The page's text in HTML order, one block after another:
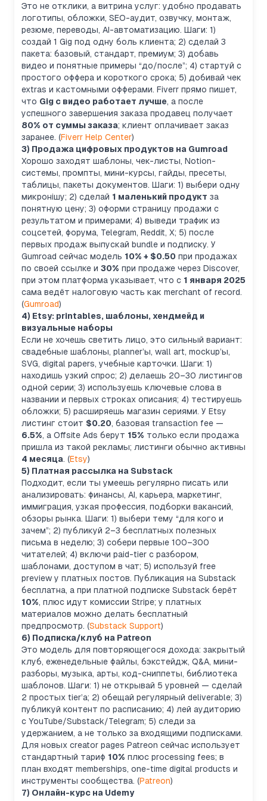
Это не отклики, а витрина услуг: удобно продавать
логотипы, обложки, SEO-аудит, озвучку, монтаж,
резюме, переводы, AI-автоматизацию. Шаги: 1)
создай 1 Gig под одну боль клиента; 2) сделай 3
пакета: базовый, стандарт, премиум; 3) добавь
видео и понятные примеры “до/после”; 4) стартуй с
простого оффера и короткого срока; 5) добивай чек
extras и кастомными офферами. Fiverr прямо пишет,
что Gig с видео работает лучше, а после
успешного завершения заказа продавец получает
80% от суммы заказа; клиент оплачивает заказ
заранее. (Fiverr Help Center)
3) Продажа цифровых продуктов на Gumroad
Хорошо заходят шаблоны, чек-листы, Notion-
системы, промпты, мини-курсы, гайды, пресеты,
таблицы, пакеты документов. Шаги: 1) выбери одну
микронішу; 2) сделай 1 маленький продукт за
понятную цену; 3) оформи страницу продажи с
результатом и примерами; 4) выведи трафик из
соцсетей, форума, Telegram, Reddit, X; 5) после
первых продаж выпускай bundle и подписку. У
Gumroad сейчас модель 10% + $0.50 при продажах
по своей ссылке и 30% при продаже через Discover,
при этом платформа указывает, что с 1 января 2025
сама ведёт налоговую часть как merchant of record.
(Gumroad)
4) Etsy: printables, шаблоны, хендмейд и
визуальные наборы
Если не хочешь светить лицо, это сильный вариант:
свадебные шаблоны, planner’ы, wall art, mockup’ы,
SVG, digital papers, учебные карточки. Шаги: 1)
находишь узкий спрос; 2) делаешь 20–30 листингов
одной серии; 3) используешь ключевые слова в
названии и первых строках описания; 4) тестируешь
обложки; 5) расширяешь магазин сериями. У Etsy
листинг стоит $0.20, базовая transaction fee —
6.5%, а Offsite Ads берут 15% только если продажа
пришла из такой рекламы; листинги обычно активны
4 месяца. (Etsy)
5) Платная рассылка на Substack
Подходит, если ты умеешь регулярно писать или
анализировать: финансы, AI, карьера, маркетинг,
иммиграция, узкая профессия, подборки вакансий,
обзоры рынка. Шаги: 1) выбери тему “для кого и
зачем”; 2) публикуй 2–3 бесплатных полезных
письма в неделю; 3) собери первые 100–300
читателей; 4) включи paid-tier с разбором,
шаблонами, доступом в чат; 5) используй free
preview у платных постов. Публикация на Substack
бесплатна, а при платной подписке Substack берёт
10%, плюс идут комиссии Stripe; у платных
материалов можно делать бесплатный
предпросмотр. (Substack Support)
6) Подписка/клуб на Patreon
Это модель для повторяющегося дохода: закрытый
клуб, еженедельные файлы, бэкстейдж, Q&A, мини-
разборы, музыка, арты, код-сниппеты, библиотека
шаблонов. Шаги: 1) не открывай 5 уровней — сделай
2 простых tier’а; 2) обещай регулярный deliverable; 3)
публикуй контент по расписанию; 4) лей аудиторию
с YouTube/Substack/Telegram; 5) следи за
удержанием, а не только за входящими подписками.
Для новых creator pages Patreon сейчас использует
стандартный тариф 10% плюс processing fees; в
план входят memberships, one-time digital products и
инструменты сообщества. (Patreon)
7) Онлайн-курс на Udemy